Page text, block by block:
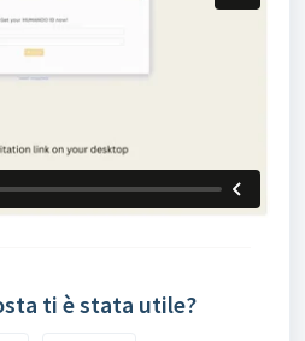
ti è stata utile?